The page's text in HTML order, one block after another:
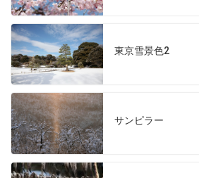
東京雪景色2
サンピラー